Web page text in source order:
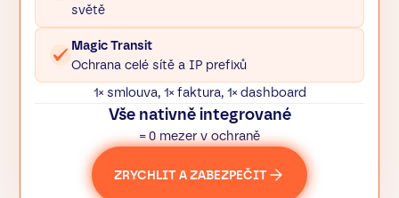
světě
Magic Transit
Ochrana celé sítě a IP prefixů
1× smlouva, 1× faktura, 1× dashboard
Vše nativně integrované
= 0 mezer v ochraně
ZRYCHLIT A ZABEZPEČIT